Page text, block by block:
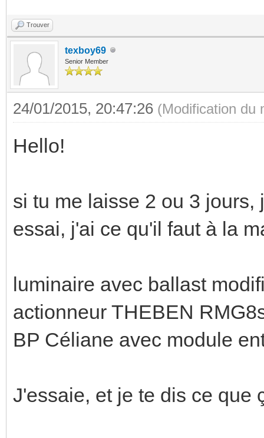
Trouver
texboy69
Senior Member
24/01/2015, 20:47:26 (Modification du
Hello!
si tu me laisse 2 ou 3
essai, j'ai ce qu'il faut à la
luminaire avec ballast
actionneur THEBEN
BP Céliane avec module
J'essaie, et je te dis ce que